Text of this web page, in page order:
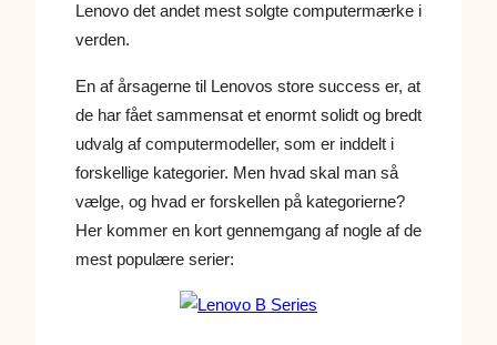
Lenovo det andet mest solgte computermærke i
verden.
En af årsagerne til Lenovos store success er, at
de har fået sammensat et enormt solidt og bredt
udvalg af computermodeller, som er inddelt i
forskellige kategorier. Men hvad skal man så
vælge, og hvad er forskellen på kategorierne?
Her kommer en kort gennemgang af nogle af de
mest populære serier: